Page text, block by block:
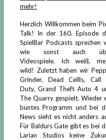
mehr!
Herzlich Willkommen beim
Talk! In der 160. Episode
SpielBar Podcasts sprechen
wie sonst auch
Videospiele. Ich weiß,
wild! Zuletzt haben wir
Grinder, Dead Cellls, Call
Duty, Grand Theft Auto 4
The Quarry gespielt. Wieder
buntes Programm und bei
News sieht es nicht anders
Für Baldurs Gate gibt es bei
Larian Studios keine